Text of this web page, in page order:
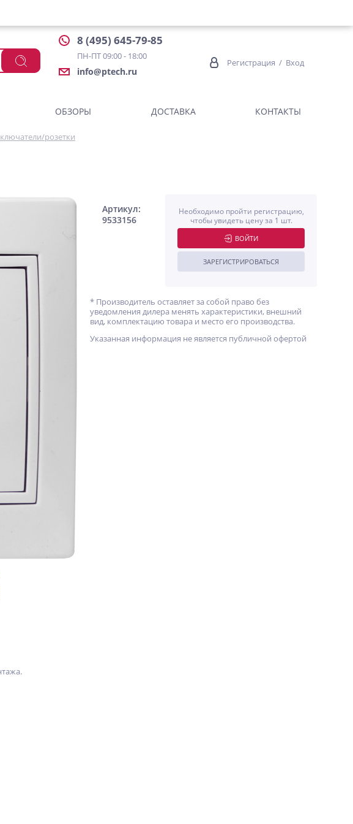
8 (495) 645-79-85
ПН-ПТ 09:00 - 18:00
info@ptech.ru
Регистрация / Вход
ОБЗОРЫ ДОСТАВКА КОНТАКТЫ
розетки
Артикул:
9533156
Необходимо пройти регистрацию,
чтобы увидеть цену за 1 шт.
ВОЙТИ
ЗАРЕГИСТРИРОВАТЬСЯ
* Производитель оставляет за собой право без
уведомления дилера менять характеристики, внешний
вид, комплектацию товара и место его производства.
Указанная информация не является публичной офертой